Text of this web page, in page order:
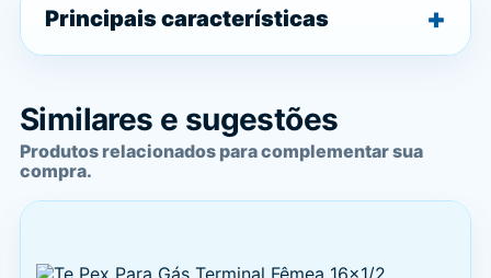
Principais características
Similares e sugestões
Produtos relacionados para complementar sua
compra.